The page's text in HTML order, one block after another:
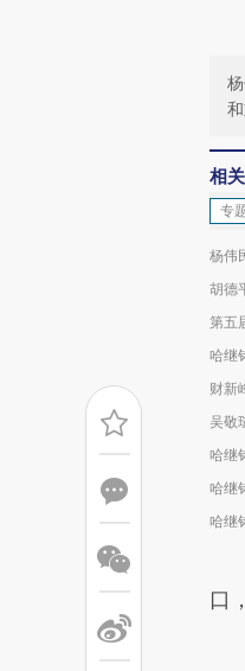
相
专
杨伟
胡德
第五
哈继
财新
吴敬
哈继
哈继
哈继
口